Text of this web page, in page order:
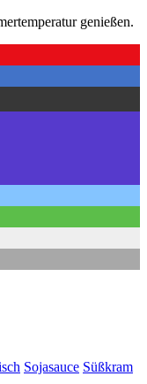
genießen.
Sojasauce Süßkram